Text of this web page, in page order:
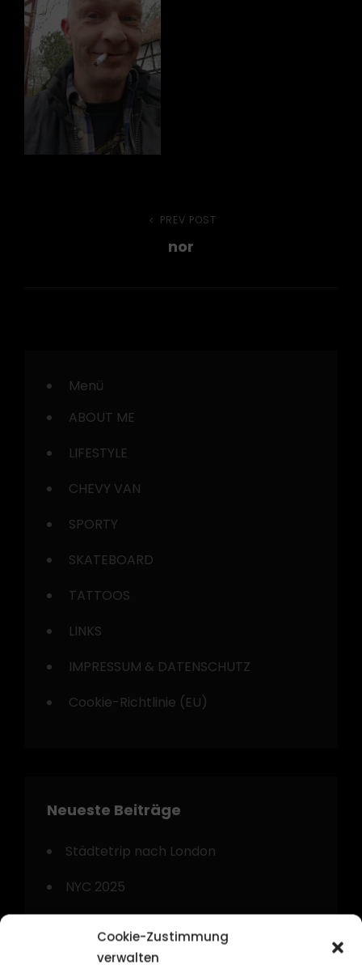
Cookie-Zustimmung
verwalten
Beitragsnavigation
Previous
Post
PREV POST
nor
Menü
ABOUT ME
LIFESTYLE
CHEVY VAN
SPORTY
SKATEBOARD
TATTOOS
LINKS
IMPRESSUM & DATENSCHUTZ
Cookie-Richtlinie (EU)
Neueste Beiträge
Städtetrip nach London
NYC 2025
Kurztrip nach Amsterdam